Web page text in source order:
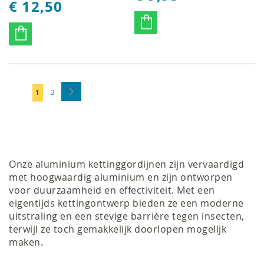
€ 12,50
Pagina
U1 Pagina
2
Onze aluminium kettinggordijnen zijn vervaardigd
met hoogwaardig aluminium en zijn ontworpen
voor duurzaamheid en effectiviteit. Met een
eigentijds kettingontwerp bieden ze een moderne
uitstraling en een stevige barrière tegen insecten,
terwijl ze toch gemakkelijk doorlopen mogelijk
maken.